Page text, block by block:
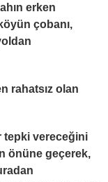
erken
çobanı,
rahatsız olan
tepki vereceğini
önüne geçerek,